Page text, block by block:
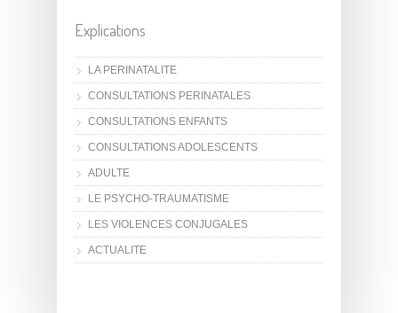
Explications
LA PERINATALITE
CONSULTATIONS PERINATALES
CONSULTATIONS ENFANTS
CONSULTATIONS ADOLESCENTS
ADULTE
LE PSYCHO-TRAUMATISME
LES VIOLENCES CONJUGALES
ACTUALITE